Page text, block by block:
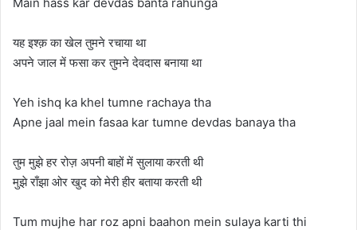
यह इश्क़ का खेल तुमने रचाया था
अपने जाल में फसा कर तुमने देवदास बनाया था
Yeh ishq ka khel tumne rachaya tha
Apne jaal mein fasaa kar tumne devdas banaya tha
तुम मुझे हर रोज़ अपनी बाहों में सुलाया करती थी
मुझे राँझा ओर खुद को मेरी हीर बताया करती थी
Tum mujhe har roz apni baahon mein sulaya karti thi